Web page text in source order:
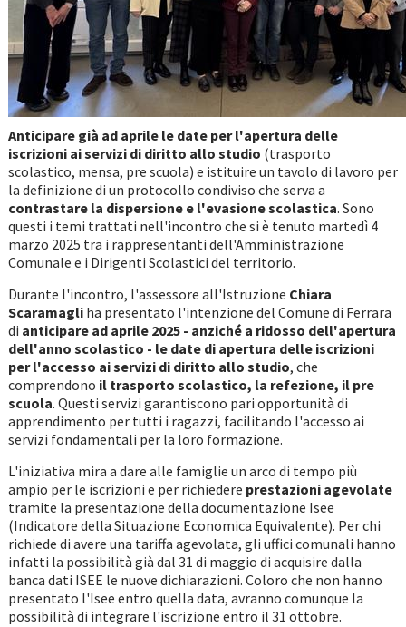
Anticipare già ad aprile le date per l'apertura delle
iscrizioni ai servizi di diritto allo studio (trasporto
scolastico, mensa, pre scuola) e istituire un tavolo di lavoro per
la definizione di un protocollo condiviso che serva a
contrastare la dispersione e l'evasione scolastica. Sono
questi i temi trattati nell'incontro che si è tenuto martedì 4
marzo 2025 tra i rappresentanti dell'Amministrazione
Comunale e i Dirigenti Scolastici del territorio.
Durante l'incontro, l'assessore all'Istruzione Chiara
Scaramagliha presentato l'intenzione del Comune di Ferrara
di anticipare ad aprile 2025 - anziché a ridosso dell'apertura
dell'anno scolastico - le date di apertura delle iscrizioni
per l'accesso ai servizi di diritto allo studio, che
comprendono il trasporto scolastico, la refezione, il pre
scuola. Questi servizi garantiscono pari opportunità di
apprendimento per tutti i ragazzi, facilitando l'accesso ai
servizi fondamentali per la loro formazione.
L'iniziativa mira a dare alle famiglie un arco di tempo più
ampio per le iscrizioni e per richiedere prestazioni agevolate
tramite la presentazione della documentazione Isee
(Indicatore della Situazione Economica Equivalente). Per chi
richiede di avere una tariffa agevolata, gli uffici comunali hanno
infatti la possibilità già dal 31 di maggio di acquisire dalla
banca dati ISEE le nuove dichiarazioni. Coloro che non hanno
presentato l'Isee entro quella data, avranno comunque la
possibilità di integrare l'iscrizione entro il 31 ottobre.